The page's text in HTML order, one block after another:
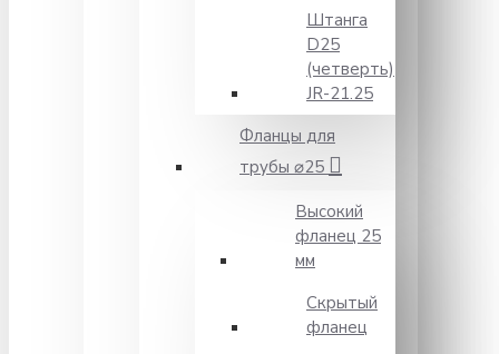
Штанга
D25
(четверть)
JR-21.25
Фланцы для
трубы ⌀25
Высокий
фланец 25
мм
Скрытый
фланец